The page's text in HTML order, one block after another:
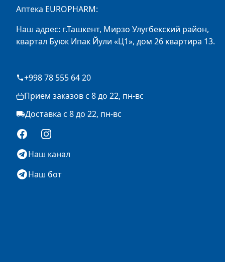
Аптека EUROPHARM:
Наш адрес: г.Ташкент, Мирзо Улугбекский район,
квартал Буюк Ипак Йули «Ц1», дом 26 квартира 13.
+998 78 555 64 20
Прием заказов с 8 до 22, пн-вс
Доставка с 8 до 22, пн-вс
FacebookInstagram
Наш канал
Наш бот